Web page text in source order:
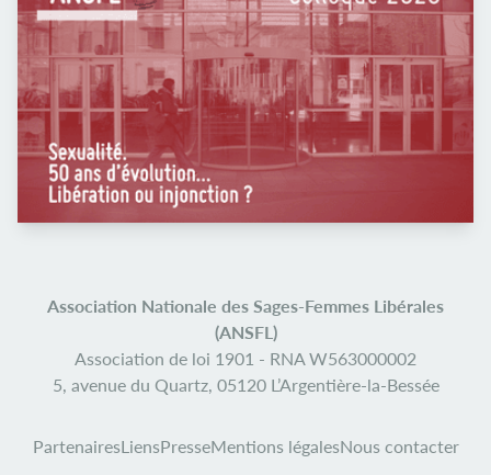
Association Nationale des Sages-Femmes Libérales
(ANSFL)
Association de loi 1901 - RNA W563000002
5, avenue du Quartz, 05120 L’Argentière-la-Bessée
PartenairesLiensPresseMentions légalesNous contacter